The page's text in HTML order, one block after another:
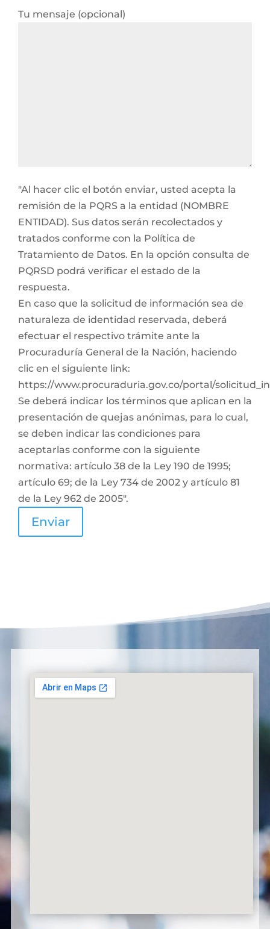
Tu mensaje (opcional)
"Al hacer clic el botón enviar, usted acepta la
remisión de la PQRS a la entidad (NOMBRE
ENTIDAD). Sus datos serán recolectados y
tratados conforme con la Política de
Tratamiento de Datos. En la opción consulta de
PQRSD podrá verificar el estado de la
respuesta.
En caso que la solicitud de información sea de
naturaleza de identidad reservada, deberá
efectuar el respectivo trámite ante la
Procuraduría General de la Nación, haciendo
clic en el siguiente link:
https://www.procuraduria.gov.co/portal/
Se deberá indicar los términos que aplican en la
presentación de quejas anónimas, para lo cual,
se deben indicar las condiciones para
aceptarlas conforme con la siguiente
normativa: artículo 38 de la Ley 190 de 1995;
artículo 69; de la Ley 734 de 2002 y artículo 81
de la Ley 962 de 2005".
Enviar